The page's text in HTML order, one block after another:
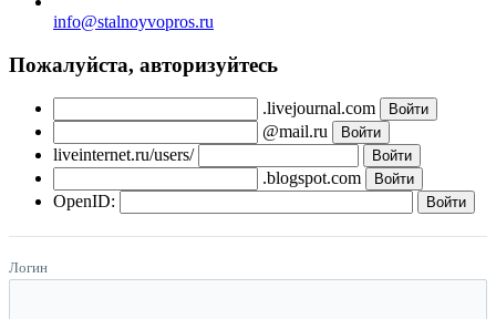
info@stalnoyvopros.ru
Пожалуйста, авторизуйтесь
.livejournal.com
@mail.ru
liveinternet.ru/users/
.blogspot.com
OpenID:
Логин